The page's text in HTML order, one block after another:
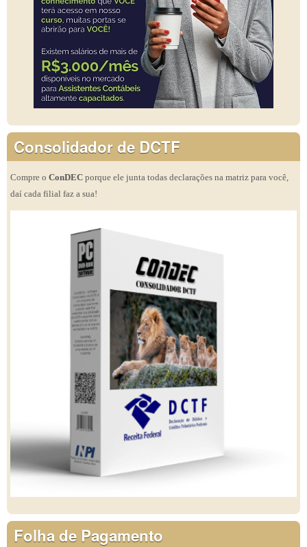
Consolidador de DCTF
Compre o ConDEC porque ele junta todas declarações na matriz para você,
daí cada filial faz a sua!
Folha de Pagamento